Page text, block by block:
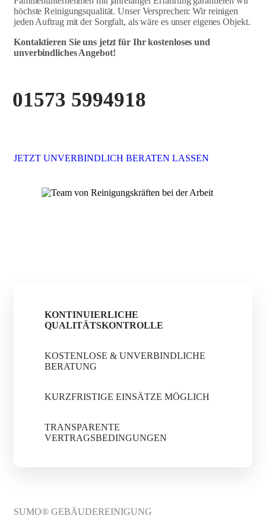
höchste Reinigungsqualität. Unser Versprechen: Wir reinigen
jeden Auftrag mit der Sorgfalt, als wäre es unser eigenes Objekt.
Kontaktieren Sie uns jetzt für Ihr kostenloses und
unverbindliches Angebot!
01573 5994918
JETZT UNVERBINDLICH BERATEN LASSEN
KONTINUIERLICHE
QUALITÄTSKONTROLLE
KOSTENLOSE & UNVERBINDLICHE
BERATUNG
KURZFRISTIGE EINSÄTZE MÖGLICH
TRANSPARENTE
VERTRAGSBEDINGUNGEN
SUMO® GEBÄUDEREINIGUNG